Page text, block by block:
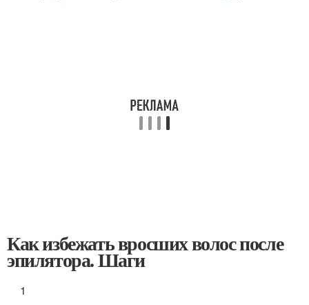
Как избежать вросших волос после
эпилятора. Шаги
1